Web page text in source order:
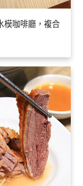
模咖啡廳，複合